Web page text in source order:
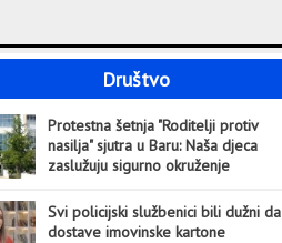
Društvo
Protestna šetnja "Roditelji protiv
nasilja" sjutra u Baru: Naša djeca
zaslužuju sigurno okruženje
Svi policijski službenici bili dužni da
dostave imovinske kartone